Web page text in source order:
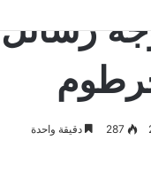
رسائل
287 دقيقة واحدة